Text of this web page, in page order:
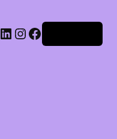
LinkedIn
Instagram
Facebook